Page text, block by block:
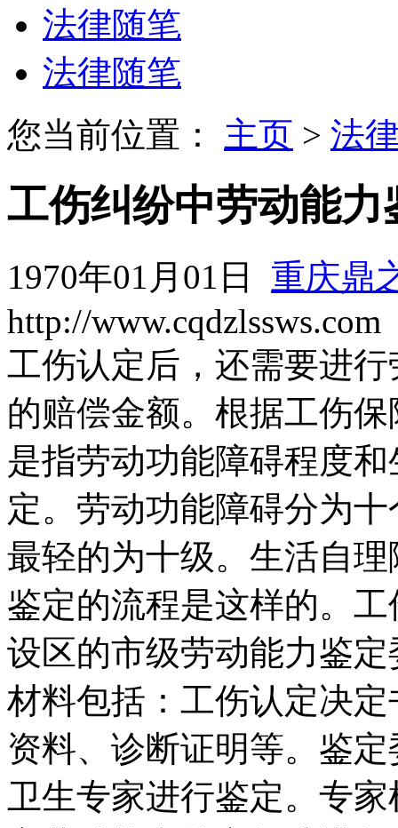
法律随笔
法律随笔
您当前位置： 主页 > 法
工伤纠纷中劳动能力
1970年01月01日 重庆鼎
http://www.cqdzlssws.com
工伤认定后，还需要进
的赔偿金额。根据工伤
是指劳动功能障碍程度
定。劳动功能障碍分为
最轻的为十级。生活自
鉴定的流程是这样的。
设区的市级劳动能力鉴
材料包括：工伤认定决
资料、诊断证明等。鉴
卫生专家进行鉴定。专